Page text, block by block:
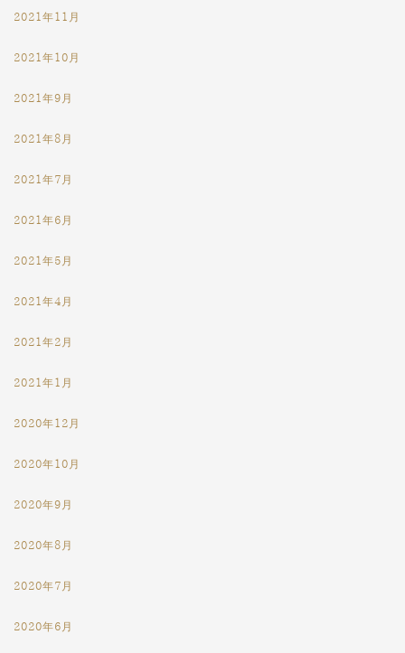
2021年11月
2021年10月
2021年9月
2021年8月
2021年7月
2021年6月
2021年5月
2021年4月
2021年2月
2021年1月
2020年12月
2020年10月
2020年9月
2020年8月
2020年7月
2020年6月